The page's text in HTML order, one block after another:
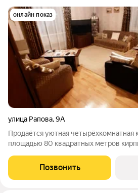
онлайн показ
улица Рапова,9А
Продаётся уютная четырёхкомнатная
площадью 80 квадратных метров
удобство. Жилая площадь составляет
что позволяет
Позвонить